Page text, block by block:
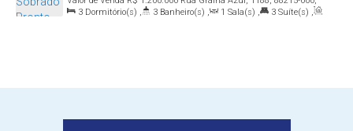
Bombas, Bombinhas, Santa Catarina, Brasil
3 Dormitório(s) , 3 Banheiro(s) , 1 Sala(s) , 3 Suíte(s) ,